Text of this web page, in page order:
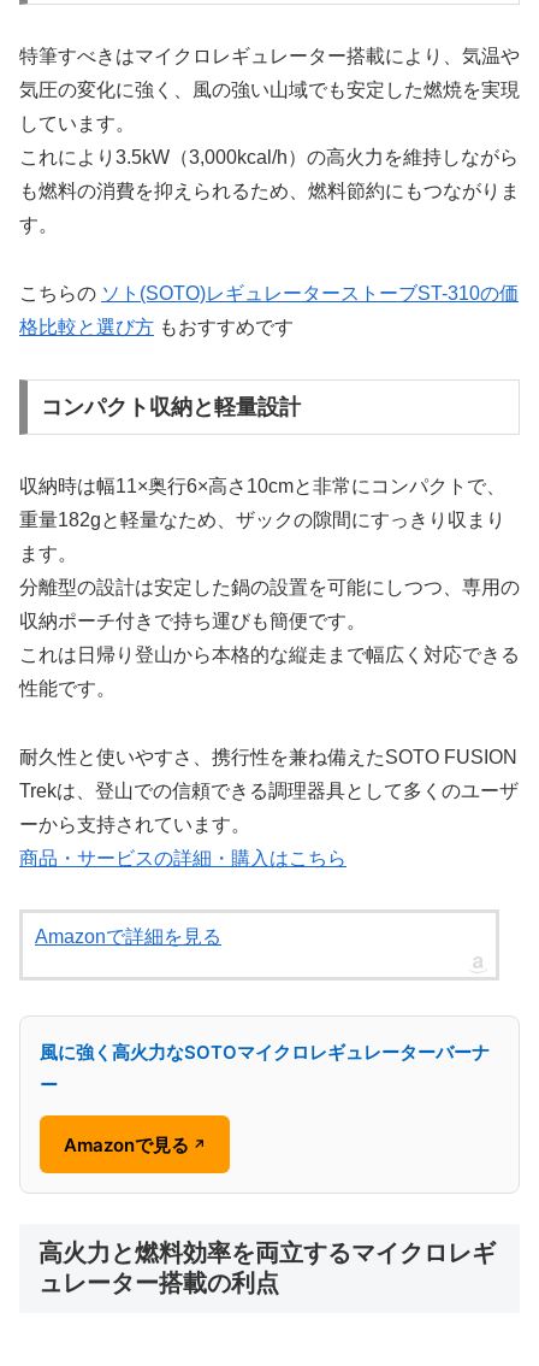
特筆すべきはマイクロレギュレーター搭載により、気温や
気圧の変化に強く、風の強い山域でも安定した燃焼を実現
しています。
これにより3.5kW（3,000kcal/h）の高火力を維持しながら
も燃料の消費を抑えられるため、燃料節約にもつながりま
す。
こちらの ソト(SOTO)レギュレーターストーブST-310の価
格比較と選び方 もおすすめです
コンパクト収納と軽量設計
収納時は幅11×奥行6×高さ10cmと非常にコンパクトで、
重量182gと軽量なため、ザックの隙間にすっきり収まり
ます。
分離型の設計は安定した鍋の設置を可能にしつつ、専用の
収納ポーチ付きで持ち運びも簡便です。
これは日帰り登山から本格的な縦走まで幅広く対応できる
性能です。
耐久性と使いやすさ、携行性を兼ね備えたSOTO FUSION
Trekは、登山での信頼できる調理器具として多くのユーザ
ーから支持されています。
商品・サービスの詳細・購入はこちら
Amazonで詳細を見る
風に強く高火力なSOTOマイクロレギュレーターバーナ
ー
Amazonで見る ↗
高火力と燃料効率を両立するマイクロレギ
ュレーター搭載の利点